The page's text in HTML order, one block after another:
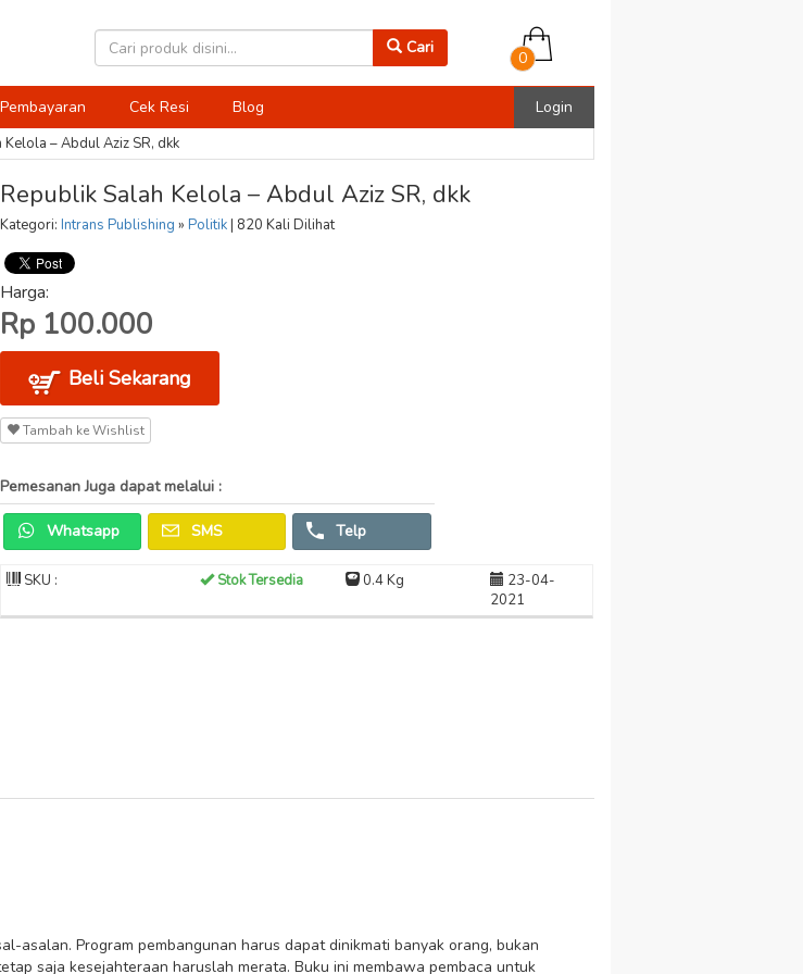
Cari
0
Cek Resi Blog Login
– Abdul Aziz SR, dkk
Republik Salah Kelola – Abdul Aziz SR, dkk
Kategori: Intrans Publishing » Politik| 820 Kali Dilihat
Harga:
Rp 100.000
Beli Sekarang
Tambah ke Wishlist
Pemesanan Juga dapat melalui :
Whatsapp SMS Telp
SKU : Stok Tersedia 0.4 Kg
23-04-
2021
asalan. Program pembangunan harus dapat dinikmati banyak orang, bukan
saja kesejahteraan haruslah merata. Buku ini membawa pembaca untuk